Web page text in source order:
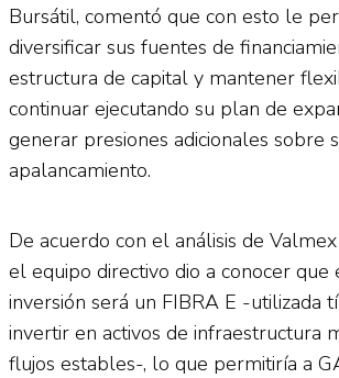
Bursátil, comentó que con esto le
diversificar sus fuentes de
estructura de capital y mantener
continuar ejecutando su plan de
generar presiones adicionales sobre
apalancamiento.
De acuerdo con el análisis de
el equipo directivo dio a conocer que
inversión será un FIBRA E -utilizada
invertir en activos de infraestructura
flujos estables-, lo que permitiría a